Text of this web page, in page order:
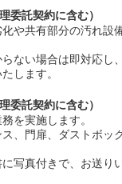
委託契約に含む）
や共有部分の汚れ設
ない場合は即対応し
します。
委託契約に含む）
を実施します。
、門扉、ダストボッ
写真付きで、お送り